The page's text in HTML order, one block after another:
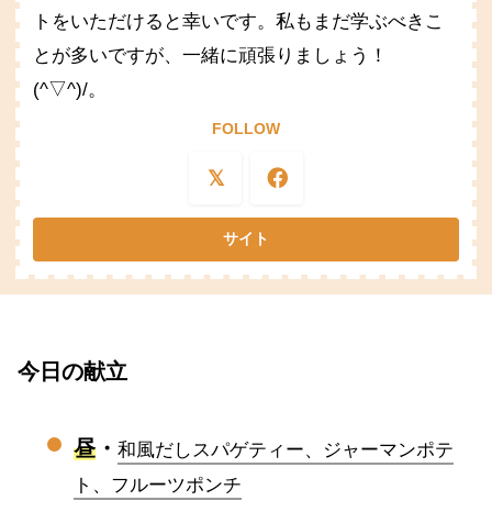
トをいただけると幸いです。私もまだ学ぶべきこ
とが多いですが、一緒に頑張りましょう！
(^▽^)/。
FOLLOW
今日の献立
昼・ 和風だしスパゲティー、ジャーマンポテ
ト、フルーツポンチ